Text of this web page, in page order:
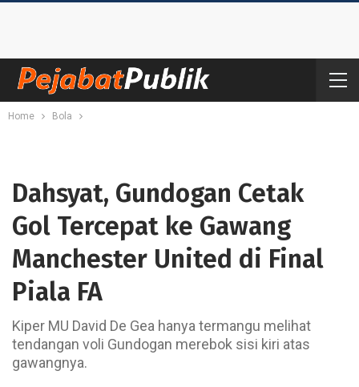
Home Bola
Dahsyat, Gundogan Cetak
Gol Tercepat ke Gawang
Manchester United di Final
Piala FA
Kiper MU David De Gea hanya termangu melihat
tendangan voli Gundogan merebok sisi kiri atas
gawangnya.